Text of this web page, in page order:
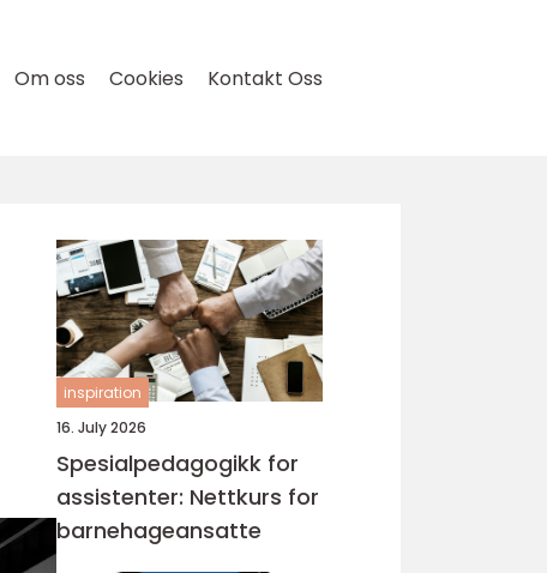
Om oss Cookies Kontakt Oss
inspiration
16. July 2026
Spesialpedagogikk for
assistenter: Nettkurs for
barnehageansatte